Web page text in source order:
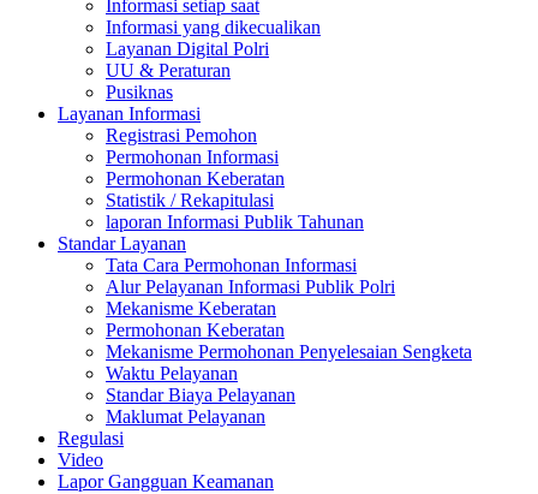
Informasi setiap saat
Informasi yang dikecualikan
Layanan Digital Polri
UU & Peraturan
Pusiknas
Layanan Informasi
Registrasi Pemohon
Permohonan Informasi
Permohonan Keberatan
Statistik / Rekapitulasi
laporan Informasi Publik Tahunan
Standar Layanan
Tata Cara Permohonan Informasi
Alur Pelayanan Informasi Publik Polri
Mekanisme Keberatan
Permohonan Keberatan
Mekanisme Permohonan Penyelesaian Sengketa
Waktu Pelayanan
Standar Biaya Pelayanan
Maklumat Pelayanan
Regulasi
Video
Lapor Gangguan Keamanan